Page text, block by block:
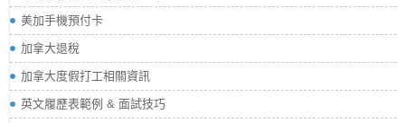
美加手機預付卡
加拿大退稅
加拿大度假打工相關資訊
英文履歷表範例 & 面試技巧